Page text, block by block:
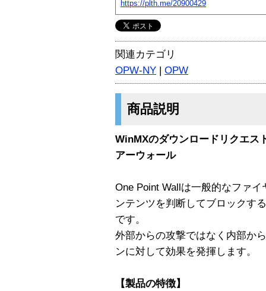
https://plth.me/20900429
関連カテゴリ
OPW-NY | OPW
商品説明
WinMXのダウンロードリクエス
アーウォール
One Point Wallは一般的なファ
ンテンツを判断してブロックす
です。
外部からの攻撃ではなく内部か
ンに対して効果を発揮します。
【製品の特徴】